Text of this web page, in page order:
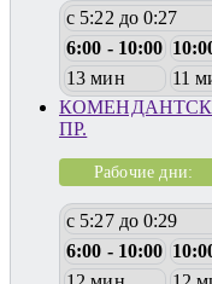
с 5:22 до 0:27
6:00 - 10:00
13 мин
11
ПР.
Рабочие дни:
с 5:27 до 0:29
6:00 - 10:00